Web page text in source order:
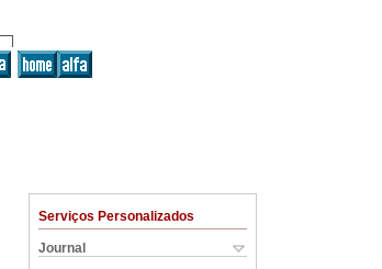
Serviços Personalizados
Journal